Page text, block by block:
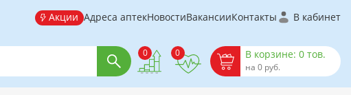
Акции Адреса аптекНовостиВакансииКонтакты В кабинет
0 0 В корзине: 0 тов.
на 0 руб.